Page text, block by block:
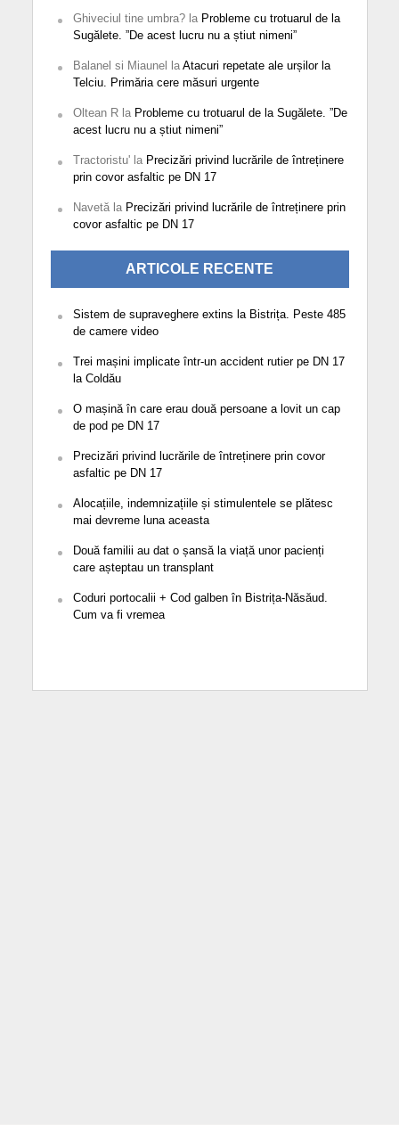
Ghiveciul tine umbra?la Probleme cu trotuarul de la
Sugălete. ”De acest lucru nu a știut nimeni”
Balanel si Miaunel la Atacuri repetate ale urșilor la
Telciu. Primăria cere măsuri urgente
Oltean Rla Probleme cu trotuarul de la Sugălete. ”De
acest lucru nu a știut nimeni”
Tractoristu'la Precizări privind lucrările de întreținere
prin covor asfaltic pe DN 17
Navetăla Precizări privind lucrările de întreținere prin
covor asfaltic pe DN 17
ARTICOLE RECENTE
Sistem de supraveghere extins la Bistrița. Peste 485
de camere video
Trei mașini implicate într-un accident rutier pe DN 17
la Coldău
O mașină în care erau două persoane a lovit un cap
de pod pe DN 17
Precizări privind lucrările de întreținere prin covor
asfaltic pe DN 17
Alocațiile, indemnizațiile și stimulentele se plătesc
mai devreme luna aceasta
Două familii au dat o șansă la viață unor pacienți
care așteptau un transplant
Coduri portocalii + Cod galben în Bistrița-Năsăud.
Cum va fi vremea